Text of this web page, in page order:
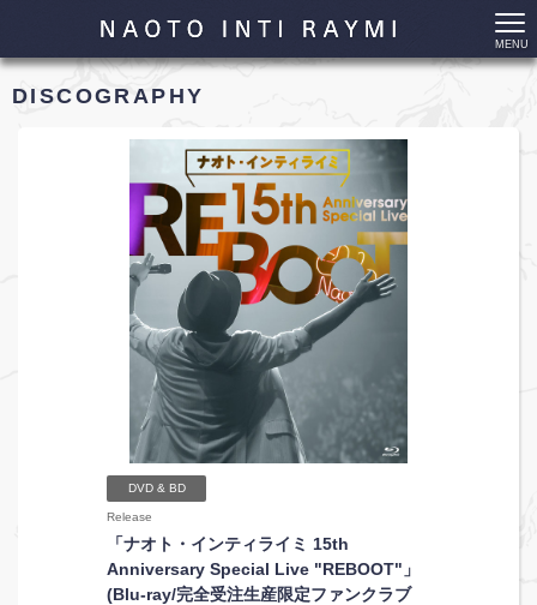
MENU
DISCOGRAPHY
DVD & BD
Release
「ナオト・インティライミ 15th
Anniversary Special Live "REBOOT"」
(Blu-ray/完全受注生産限定ファンクラブ